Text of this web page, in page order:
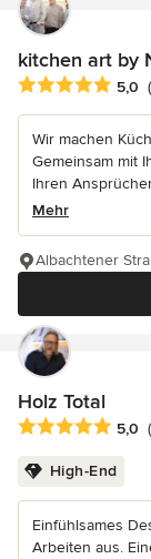
kitchen art by
5,0
Wir machen
Gemeinsam mit
Ihren
Mehr
Albachtener
Holz Total
5,0
High-End
Einfühlsames
Arbeiten aus.